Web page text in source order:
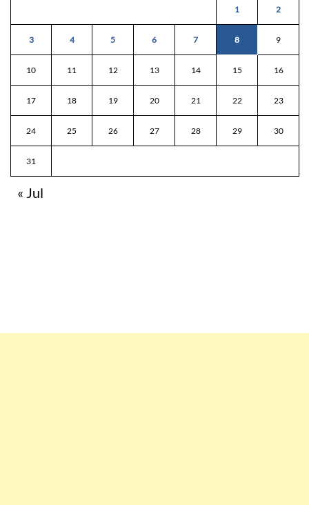
1 2
3 4 5 6 7 8 9
10 11 12 13 14 15 16
17 18 19 20 21 22 23
24 25 26 27 28 29 30
31
« Jul